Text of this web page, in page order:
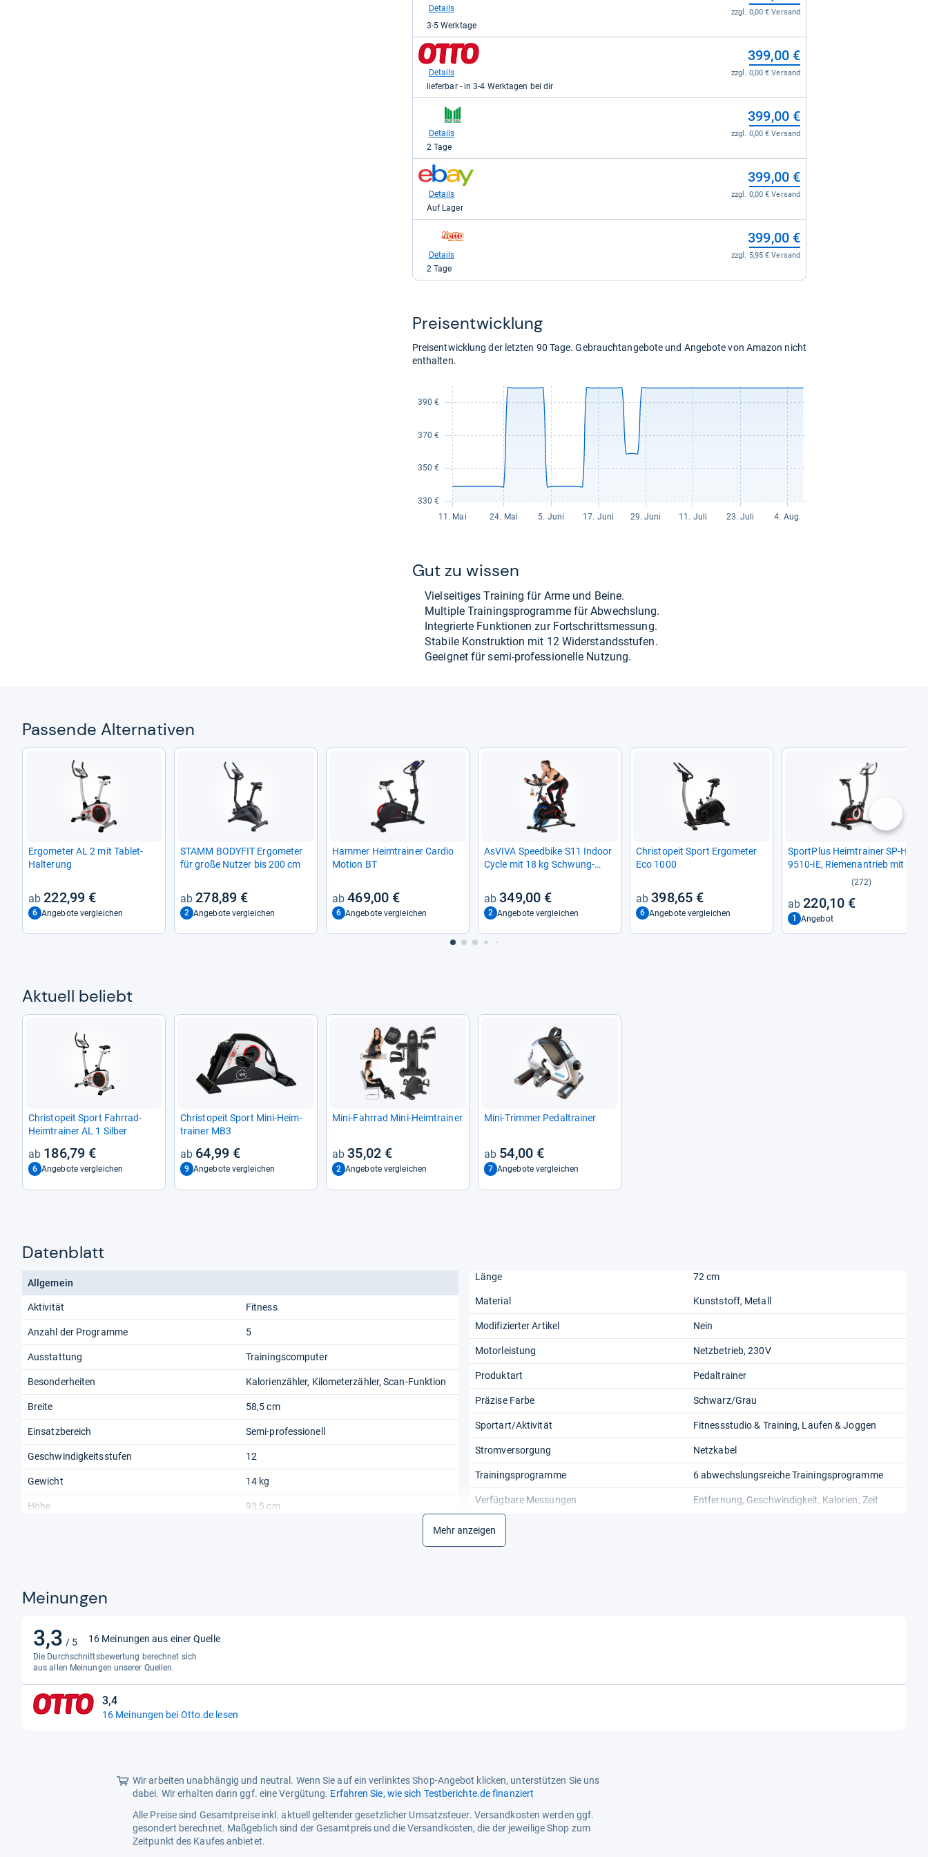
Kaufland
399,00
kaufen.
zzgl. 0,00 € Versand
Details
3-5 Werktage
zum
Shop:
Otto.de
für
399,00 €
zzgl. 0,00 € Versand
Details
lieferbar - in 3-4 Werktagen bei dir
für
399,00
kaufen.
399,00 €
zzgl. 0,00 € Versand
Details
2 Tage
zum
Shop:
für
kaufen.
399,00 €
zzgl. 0,00 € Versand
Details
Auf Lager
Online
399,00 €
zzgl. 5,95 € Versand
Details
2 Tage
Preis­ent­wick­lung
Preisentwicklung der letzten 90 Tage. Gebrauchtangebote und Angebote von Amazon nicht
enthalten.
Gut zu wis­sen
Viel­sei­ti­ges Trai­ning für Arme und Beine.
Mul­ti­ple Trai­nings­pro­gramme für Abwechs­lung.
Inte­grierte Funk­tio­nen zur Fort­schritts­mes­sung.
Sta­bile Kon­struk­tion mit 12 Wider­stands­stu­fen.
Geeig­net für semi-​pro­fes­sio­nelle Nut­zung.
Pas­sende Alter­na­ti­ven
Ergo­me­ter AL 2 mit Tablet-​
Hal­te­rung
222,99 €
6 Angebote vergleichen
STAMM BODY­FIT Ergo­me­ter
für große Nut­zer bis 200 cm
278,89 €
2 Angebote vergleichen
Ham­mer Heim­trai­ner Car­dio
Motion BT
469,00 €
6 Angebote vergleichen
AsVIVA Speed­bike S11 Indoor
Cycle mit 18 kg Schwung­
349,00 €
2 Angebote vergleichen
Christ­o­peit Sport Ergo­me­ter
Eco 1000
398,65 €
6 Angebote vergleichen
Sport­Plus Heim­trai­ner SP-​HT-​
9510-​iE, Rie­men­an­trieb mit 24
Wider­stands­stu­fen
(272)
220,10 €
1 Angebot
nächste
Aktu­ell beliebt
Christ­o­peit Sport Fahr­rad-​
Heim­trai­ner AL 1 Sil­ber
186,79 €
6 Angebote vergleichen
Christ­o­peit Sport Mini-​Heim­
trai­ner MB3
64,99 €
9 Angebote vergleichen
Mini-​Fahr­rad Mini-​Heim­trai­ner
35,02 €
2 Angebote vergleichen
Mini-​Trim­mer Pedal­trai­ner
54,00 €
7 Angebote vergleichen
Datenblatt
Allgemein
Aktivität Fitness
Anzahl der Programme 5
Ausstattung Trainingscomputer
Besonderheiten Kalorienzähler, Kilometerzähler, Scan-Funktion
Breite 58,5 cm
Einsatzbereich Semi-professionell
Geschwindigkeitsstufen 12
Gewicht 14 kg
Höhe 93,5 cm
Länge 72 cm
Material Kunststoff, Metall
Modifizierter Artikel Nein
Motorleistung Netzbetrieb, 230V
Produktart Pedaltrainer
Präzise Farbe Schwarz/Grau
Sportart/Aktivität Fitnessstudio & Training, Laufen & Joggen
Stromversorgung Netzkabel
Trainingsprogramme 6 abwechslungsreiche Trainingsprogramme
Verfügbare Messungen Entfernung, Geschwindigkeit, Kalorien, Zeit
Verwendungsbereich
Mehr anzeigen
Meinungen
3,3 / 5
3,3
von
5
Sternen
16 Meinungen aus einer Quelle
Die Durchschnittsbewertung berechnet sich
aus allen Meinungen unserer Quellen.
3,4
3,4
von
16 Meinungen bei Otto.de lesen
Wir arbeiten unabhängig und neutral. Wenn Sie auf ein verlinktes Shop-Angebot klicken, unterstützen Sie uns
dabei. Wir erhalten dann ggf. eine Vergütung. Erfahren Sie, wie sich Testberichte.de finanziert
Alle Preise sind Gesamtpreise inkl. aktuell geltender gesetzlicher Umsatzsteuer. Versandkosten werden ggf.
gesondert berechnet. Maßgeblich sind der Gesamtpreis und die Versandkosten, die der jeweilige Shop zum
Zeitpunkt des Kaufes anbietet.